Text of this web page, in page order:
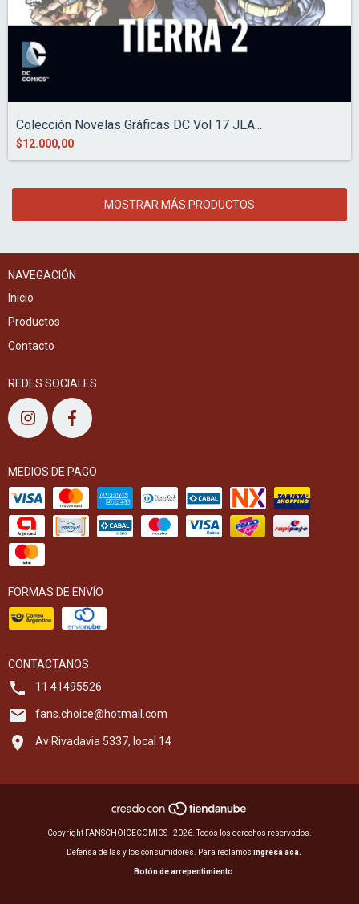
Colección Novelas Gráficas DC Vol 17 JLA...
$12.000,00
MOSTRAR MÁS PRODUCTOS
NAVEGACIÓN
Inicio
Productos
Contacto
REDES SOCIALES
MEDIOS DE PAGO
FORMAS DE ENVÍO
CONTACTANOS
11 41495526
fans.choice@hotmail.com
Av Rivadavia 5337, local 14
Copyright FANSCHOICECOMICS - 2026. Todos los derechos reservados.
Defensa de las y los consumidores. Para reclamos ingresá acá.
Botón de arrepentimiento